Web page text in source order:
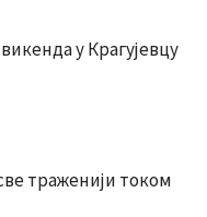
у Крагујевцу
траженији током